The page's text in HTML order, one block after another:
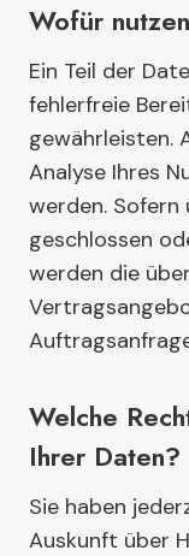
Wofür
Ein Teil der
fehlerfreie
gewährleisten.
Analyse Ihres
werden.
geschlossen
werden die
Welche
Ihrer Daten?
Sie haben
Auskunft über